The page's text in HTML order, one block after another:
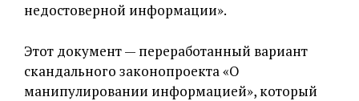
недостоверной информации».
Этот документ — переработанный вариант
скандального законопроекта «О
манипулировании информацией», который